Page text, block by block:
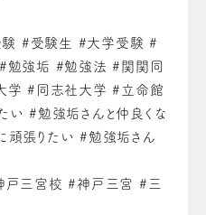
#受験生 #大学受験 #
勉強垢 #勉強法 #関関同
学 #同志社大学 #立命館
い #勉強垢さんと仲良くな
頑張りたい #勉強垢さん
戸三宮校 #神戸三宮 #三